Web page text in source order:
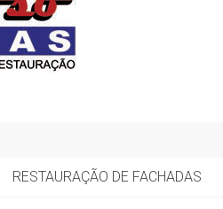
RESTAURAÇÃO DE FACHADAS